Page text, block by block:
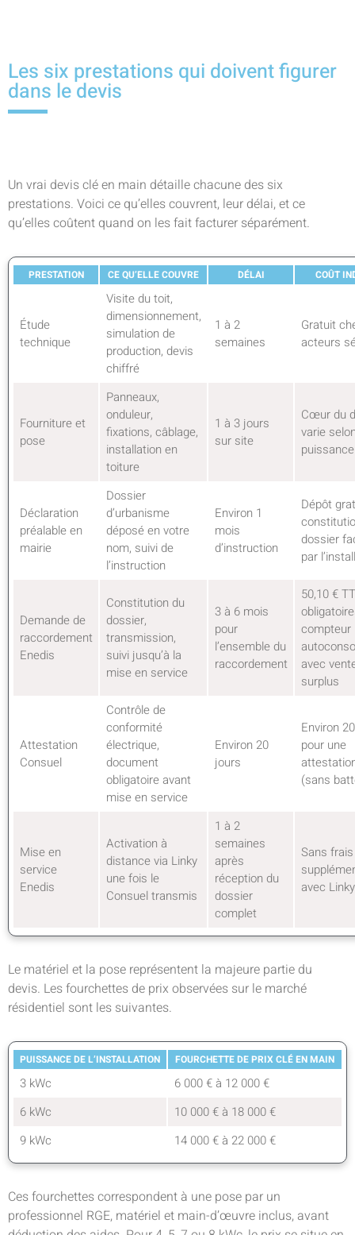
Les six prestations qui doivent figurer
dans le devis
Un vrai devis clé en main détaille chacune des six
prestations. Voici ce qu’elles couvrent, leur délai, et ce
qu’elles coûtent quand on les fait facturer séparément.
PRESTATION CE QU’ELLE COUVRE DÉLAI COÛT
Étude
technique
Visite du toit,
dimensionnement,
simulation de
production, devis
chiffré
1 à 2
semaines
Gratuit
acteurs
Fourniture et
pose
Panneaux,
onduleur,
fixations, câblage,
installation en
toiture
1 à 3 jours
sur site
Cœur du
varie
puissance
Déclaration
préalable en
mairie
Dossier
d’urbanisme
déposé en votre
nom, suivi de
l’instruction
Environ 1
mois
d’instruction
Dépôt
dossier
par
Demande de
raccordement
Enedis
Constitution du
dossier,
transmission,
suivi jusqu’à la
mise en service
3 à 6 mois
pour
l’ensemble du
raccordement
50,10 €
compteur
avec
surplus
Attestation
Consuel
Contrôle de
conformité
électrique,
document
obligatoire avant
mise en service
Environ 20
jours
Environ
pour une
(sans
Mise en
service
Enedis
Activation à
distance via Linky
une fois le
Consuel transmis
1 à 2
semaines
après
réception du
dossier
complet
Sans frais
avec Linky
Le matériel et la pose représentent la majeure partie du
devis. Les fourchettes de prix observées sur le marché
résidentiel sont les suivantes.
PUISSANCE DE L’INSTALLATION FOURCHETTE DE PRIX CLÉ EN MAIN
3 kWc
6 000 € à 12 000 €
6 kWc
10 000 € à 18 000 €
9 kWc
14 000 € à 22 000 €
Ces fourchettes correspondent à une pose par un
professionnel RGE, matériel et main-d’œuvre inclus, avant